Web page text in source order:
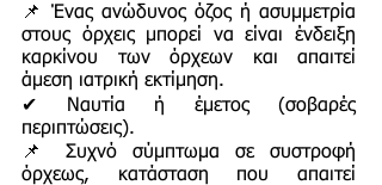
📌 Ένας ανώδυνος όζος ή ασυμμετρία
στους όρχεις μπορεί να είναι ένδειξη
καρκίνου των όρχεων και απαιτεί
άμεση ιατρική εκτίμηση.
✔ Ναυτία ή έμετος (σοβαρές
περιπτώσεις).
📌 Συχνό σύμπτωμα σε συστροφή
όρχεως, κατάσταση που απαιτεί